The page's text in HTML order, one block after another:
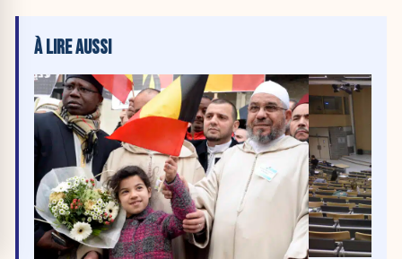
À LIRE AUSSI